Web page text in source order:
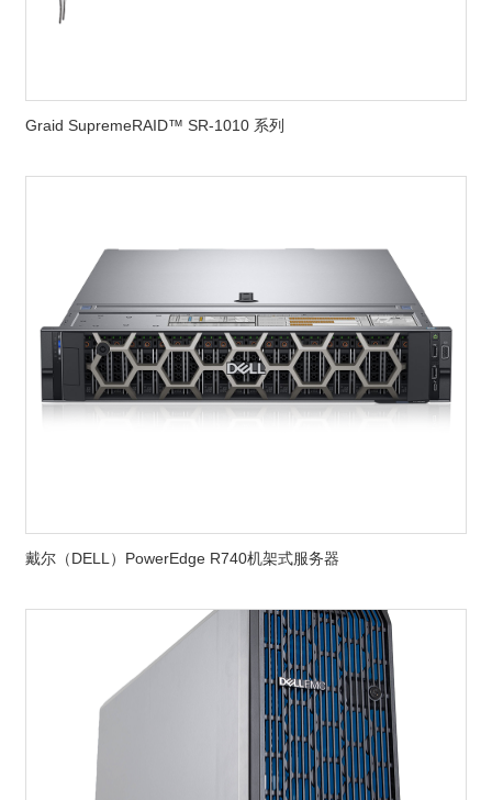
Graid SupremeRAID™ SR-1010 系列
戴尔（DELL）PowerEdge R740机架式服务器